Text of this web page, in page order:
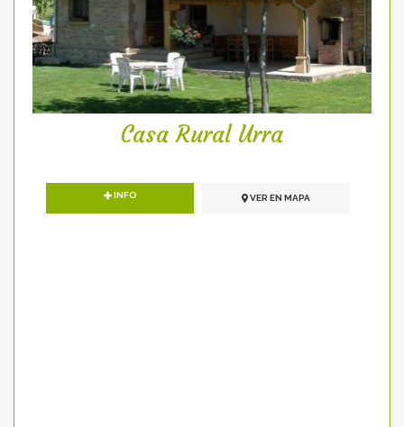
Casa Rural Urra
INFO VER EN MAPA